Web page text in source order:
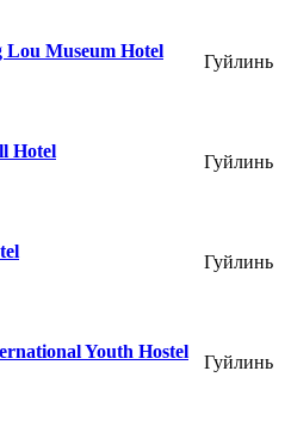
Lou Museum Hotel
Гуйлинь
Hotel
Гуйлинь
Гуйлинь
Youth Hostel
Гуйлинь